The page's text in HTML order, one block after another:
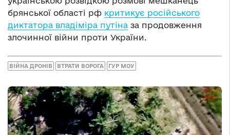
брянської області рф критикує російського
диктатора владіміра путіна за продовження
злочинної війни проти України.
ВІЙНА ДРОНІВ ВТРАТИ ВОРОГА ГУР МОУ